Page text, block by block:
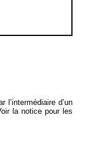
d’un
la notice pour les